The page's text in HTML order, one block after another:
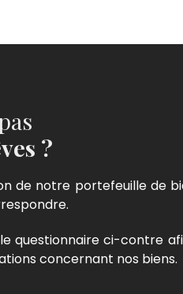
?
de notre portefeuille de
questionnaire ci-contre
concernant nos biens.